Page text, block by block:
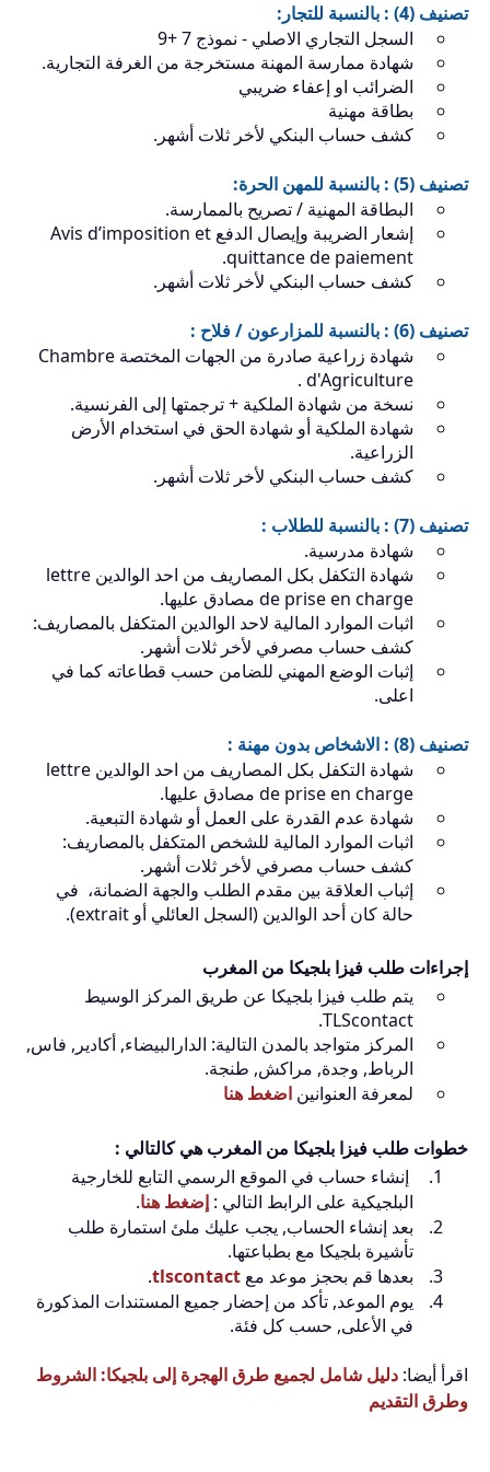
تصنيف (4) : بالنسبة للتجار:
السجل التجاري الاصلي - نموذج 7 +9
شهادة ممارسة المهنة مستخرجة من الغرفة التجارية.
الضرائب او إعفاء ضريبي
بطاقة مهنية
كشف حساب البنكي لأخر ثلات أشهر.
تصنيف (5) : بالنسبة للمهن الحرة:
البطاقة المهنية / تصريح بالممارسة.
إشعار الضريبة وإيصال الدفع Avis d’imposition et
quittance de paiement.
كشف حساب البنكي لأخر ثلات أشهر.
تصنيف (6) : بالنسبة للمزارعون / فلاح :
شهادة زراعية صادرة من الجهات المختصة Chambre
d'Agriculture .
نسخة من شهادة الملكية + ترجمتها إلى الفرنسية.
شهادة الملكية أو شهادة الحق في استخدام الأرض
الزراعية.
كشف حساب البنكي لأخر ثلات أشهر.
تصنيف (7) : بالنسبة للطلاب :
شهادة مدرسية.
شهادة التكفل بكل المصاريف من احد الوالدين lettre
de prise en charge مصادق عليها.
اثبات الموارد المالية لاحد الوالدين المتكفل بالمصاريف:
كشف حساب مصرفي لأخر ثلات أشهر.
إثبات الوضع المهني للضامن حسب قطاعاته كما في
اعلى.
تصنيف (8) : الاشخاص بدون مهنة :
شهادة التكفل بكل المصاريف من احد الوالدين lettre
de prise en charge مصادق عليها.
شهادة عدم القدرة على العمل أو شهادة التبعية.
اثبات الموارد المالية للشخص المتكفل بالمصاريف:
كشف حساب مصرفي لأخر ثلات أشهر.
إثباب العلاقة بين مقدم الطلب والجهة الضمانة، في
حالة كان أحد الوالدين (السجل العائلي أو extrait).
إجراءات طلب فيزا بلجيكا من المغرب
يتم طلب فيزا بلجيكا عن طريق المركز الوسيط
TLScontact.
المركز متواجد بالمدن التالية: الدارالبيضاء, أكادير, فاس,
الرباط, وجدة, مراكش, طنجة.
لمعرفة العنوانين اضغط هنا
خطوات طلب فيزا بلجيكا من المغرب هي كالتالي :
إنشاء حساب في الموقع الرسمي التابع للخارجية
البلجيكية على الرابط التالي : إضغط هنا.
بعد إنشاء الحساب, يجب عليك ملئ استمارة طلب
تأشيرة بلجيكا مع بطباعتها.
بعدها قم بحجز موعد مع tlscontact
.
يوم الموعد, تأكد من إحضار جميع المستندات المذكورة
في الأعلى, حسب كل فئة.
اقرأ أيضا: دليل شامل لجميع طرق الهجرة إلى بلجيكا: الشروط
وطرق التقديم